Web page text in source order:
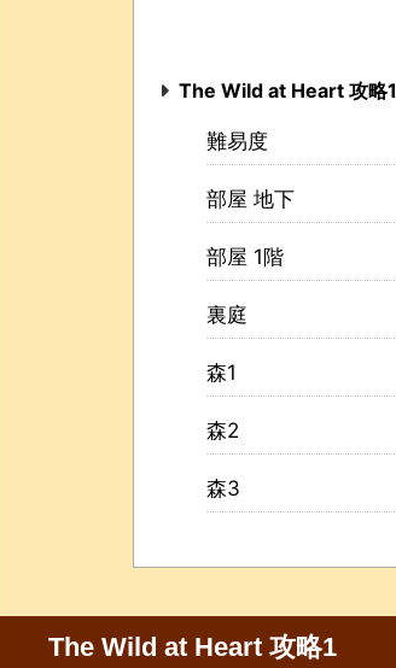
The Wild at Heart 攻略1
難易度
部屋 地下
部屋 1階
裏庭
森1
森2
森3
The Wild at Heart 攻略1